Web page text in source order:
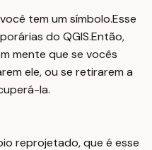
tem um símbolo.Esse
do QGIS.Então,
mente que se vocês
ele, ou se retirarem a
la.
reprojetado, que é esse